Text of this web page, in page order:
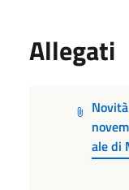
Allegati
ale di